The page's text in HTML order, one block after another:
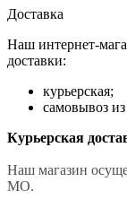
Доставка
Наш интернет-
доставки:
курьерская;
самовывоз
Курьерская
Наш магазин
МО.